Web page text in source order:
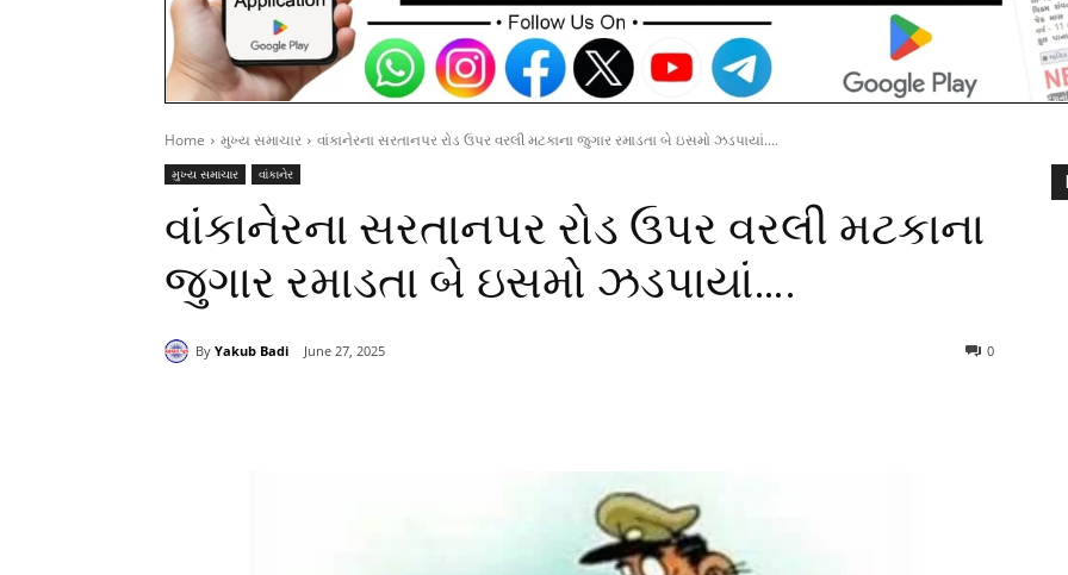
Home મુખ્ય સમાચાર વાંકાનેરના સરતાનપર રોડ ઉપર વરલી મટકાના જુગાર રમાડતા બે ઇસમો ઝડપાયાં....
મુખ્ય સમાચાર વાંકાનેર
વાંકાનેરના સરતાનપર રોડ ઉપર વરલી મટકાના
જુગાર રમાડતા બે ઇસમો ઝડપાયાં….
By Yakub Badi June 27, 2025 0